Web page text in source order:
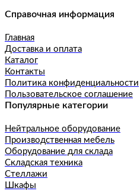
Справочная информация
Главная
Доставка и оплата
Каталог
Контакты
Политика конфиденциальности
Пользовательское соглашение
Популярные категории
Нейтральное оборудование
Производственная мебель
Оборудование для склада
Складская техника
Стеллажи
Шкафы